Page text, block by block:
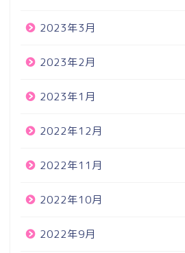
2023年3月
2023年2月
2023年1月
2022年12月
2022年11月
2022年10月
2022年9月